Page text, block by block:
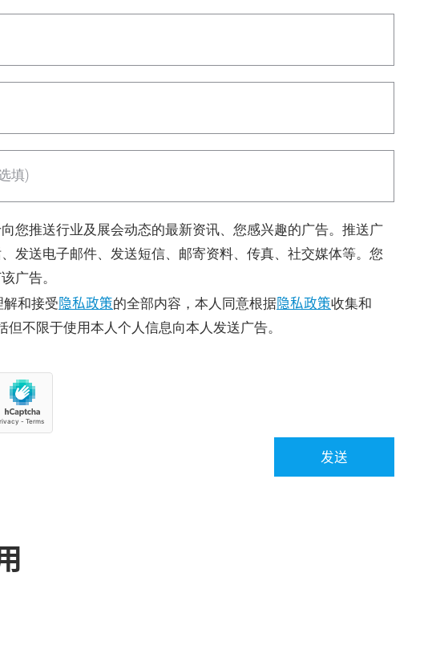
填)
您推送行业及展会动态的最新资讯、您感兴趣的广告。推送广
发送电子邮件、发送短信、邮寄资料、传真、社交媒体等。您
广告。
和接受隐私政策的全部内容，本人同意根据隐私政策收集和
不限于使用本人个人信息向本人发送广告。
发送